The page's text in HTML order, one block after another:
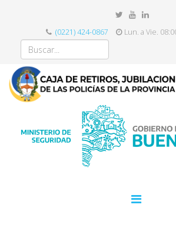
(0221) 424-0867 Lun. a Vie.